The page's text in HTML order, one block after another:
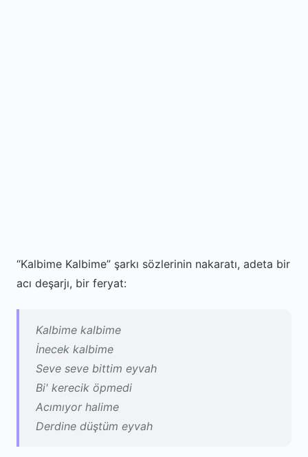
“Kalbime Kalbime” şarkı sözlerinin nakaratı, adeta bir
acı deşarjı, bir feryat:
Kalbime kalbime
İnecek kalbime
Seve seve bittim eyvah
Bi' kerecik öpmedi
Acımıyor halime
Derdine düştüm eyvah